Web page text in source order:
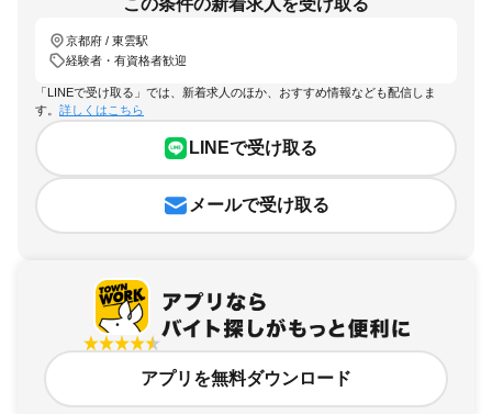
この条件の新着求人を受け取る
京都府 / 東雲駅
経験者・有資格者歓迎
「LINEで受け取る」では、新着求人のほか、おすすめ情報なども配信しま
す。 詳しくはこちら
LINEで受け取る
メールで受け取る
アプリを無料ダウンロード